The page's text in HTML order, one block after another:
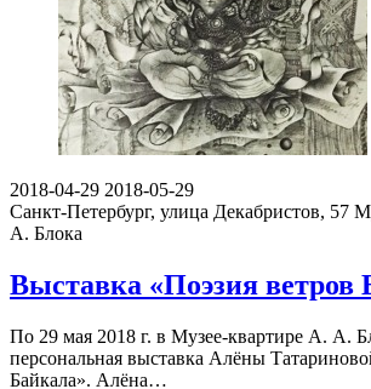
2018-04-29 2018-05-29
Санкт-Петербург, улица Декабристов, 57
А. Блока
Выставка «Поэзия ветров
По 29 мая 2018 г. в Музее-квартире А. А.
персональная выставка Алёны
Байкала». Алёна…